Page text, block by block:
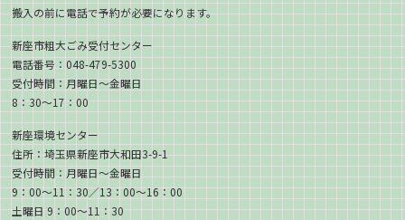
搬入の前に電話で予約が必要になります。
新座市粗大ごみ受付センター
電話番号：048-479-5300
受付時間：月曜日〜金曜日
8：30〜17：00
新座環境センター
住所：埼玉県新座市大和田3-9-1
受付時間：月曜日〜金曜日
9：00〜11：30／13：00〜16：00
土曜日 9：00〜11：30